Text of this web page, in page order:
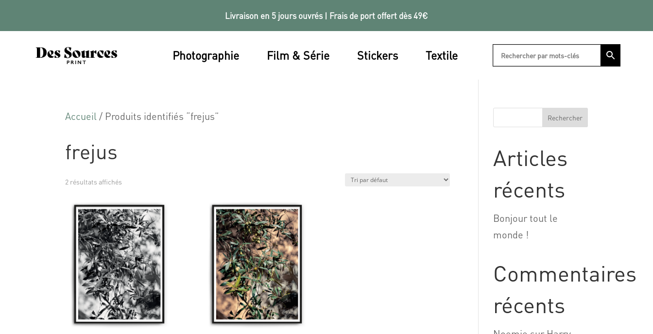
Livraison en 5 jours ouvrés | Frais de port offert dès 49€
Photographie Film & Série Stickers Textile
Accueil / Produits identifiés “frejus”
frejus
2 résultats affichés
Rechercher
Articles
récents
Bonjour tout le
monde !
Commentaires
récents